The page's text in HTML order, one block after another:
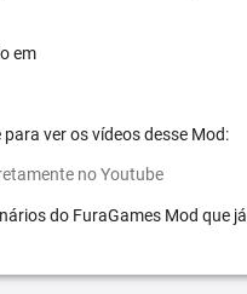
em
ver os vídeos desse Mod:
no Youtube
do FuraGames Mod que já